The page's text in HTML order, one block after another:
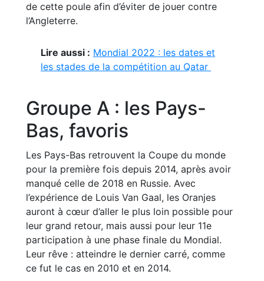
de cette poule afin d’éviter de jouer contre
l’Angleterre.
Lire aussi : Mondial 2022 : les dates et
les stades de la compétition au Qatar
Groupe A : les Pays-
Bas, favoris
Les Pays-Bas retrouvent la Coupe du monde
pour la première fois depuis 2014, après avoir
manqué celle de 2018 en Russie. Avec
l’expérience de Louis Van Gaal, les Oranjes
auront à cœur d’aller le plus loin possible pour
leur grand retour, mais aussi pour leur 11e
participation à une phase finale du Mondial.
Leur rêve : atteindre le dernier carré, comme
ce fut le cas en 2010 et en 2014.